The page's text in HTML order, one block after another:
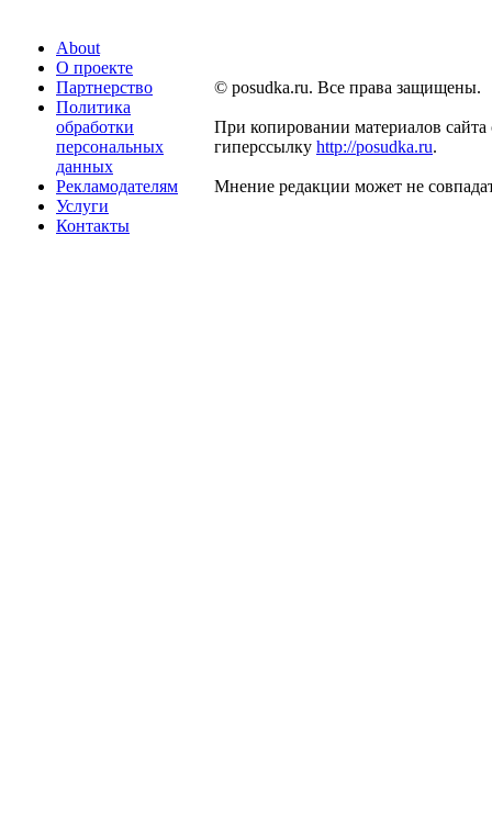
About
О проекте
Партнерство
Политика
обработки
персональных
данных
Рекламодателям
Услуги
Контакты
© posudka.ru. Все права защищены.
При копировании материалов сайта
гиперссылку http://posudka.ru.
Мнение редакции может не